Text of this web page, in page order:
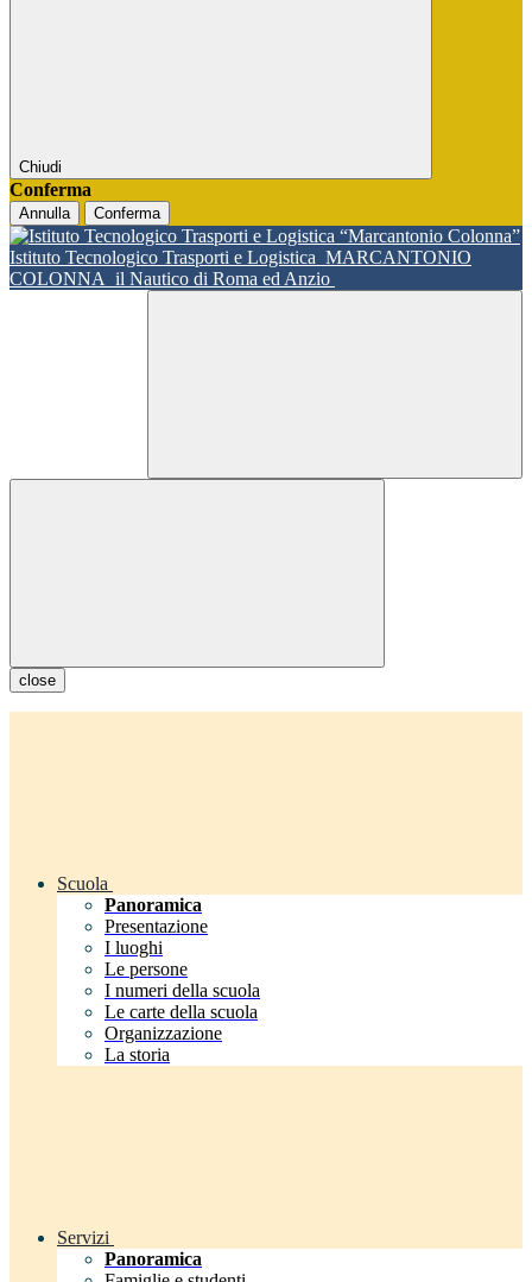
Chiudi
Conferma
Annulla Conferma
Istituto Tecnologico Trasporti e Logistica MARCANTONIO
COLONNA il Nautico di Roma ed Anzio
close
Scuola
Panoramica
Presentazione
I luoghi
Le persone
I numeri della scuola
Le carte della scuola
Organizzazione
La storia
Servizi
Panoramica